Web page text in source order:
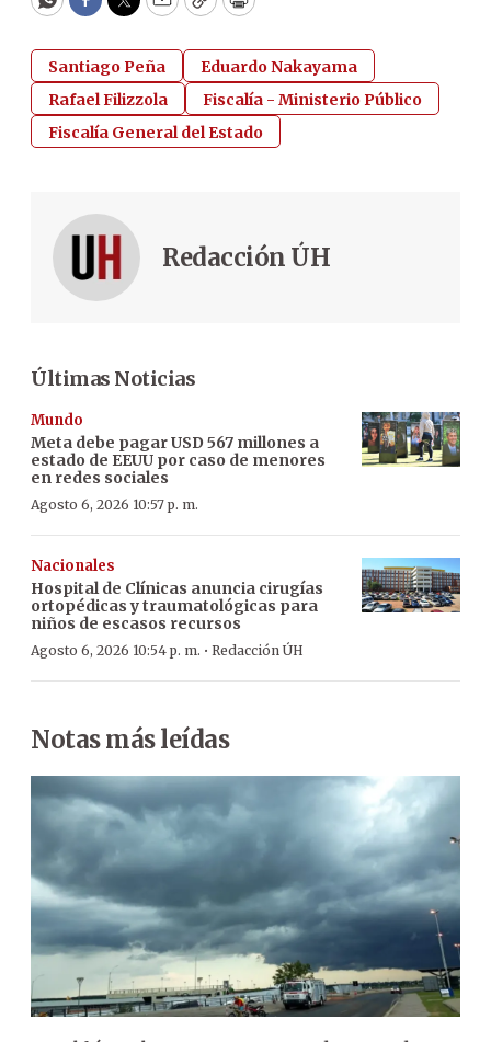
WhatsApp
Facebook
Twitter
EmailCopyPrint
Santiago Peña
Eduardo Nakayama
Rafael Filizzola
Fiscalía - Ministerio Público
Fiscalía General del Estado
Redacción ÚH
Últimas Noticias
Mundo
Meta debe pagar USD 567 millones a
estado de EEUU por caso de menores
en redes sociales
Agosto 6, 2026 10:57 p. m.
Nacionales
Hospital de Clínicas anuncia cirugías
ortopédicas y traumatológicas para
niños de escasos recursos
Agosto 6, 2026 10:54 p. m. · Redacción ÚH
Notas más leídas